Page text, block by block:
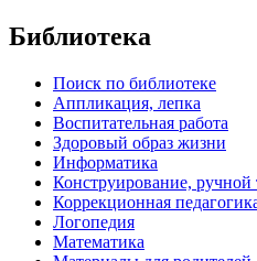
Библиотека
Поиск по библиотеке
Аппликация, лепка
Воспитательная работа
Здоровый образ жизни
Информатика
Конструирование, ручной
Коррекционная
Логопедия
Математика